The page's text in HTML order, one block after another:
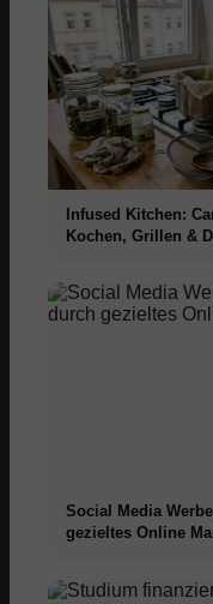
Infused Kitchen:
Kochen, Grillen &
Social Media
gezieltes Online